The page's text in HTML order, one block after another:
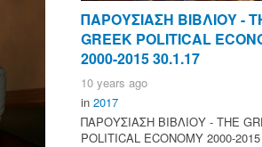
ΠΑΡΟΥΣΙΑΣΗ ΒΙΒΛΙΟΥ -
GREEK POLITICAL
2000-2015 30.1.17
10 years ago
in 2017
ΠΑΡΟΥΣΙΑΣΗ ΒΙΒΛΙΟΥ - ΤΗΕ
POLITICAL ECONOMY 2000-